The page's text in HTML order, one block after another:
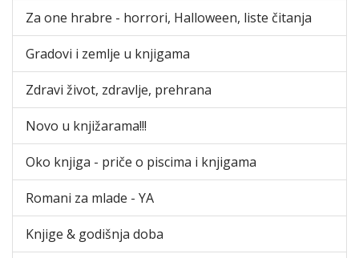
Za one hrabre - horrori, Halloween, liste čitanja
Gradovi i zemlje u knjigama
Zdravi život, zdravlje, prehrana
Novo u knjižarama!!!
Oko knjiga - priče o piscima i knjigama
Romani za mlade - YA
Knjige & godišnja doba